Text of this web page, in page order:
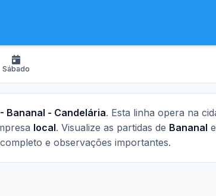
Sábado
Bananal - Candelária. Esta linha opera na
local. Visualize as partidas de Bananal e
e observações importantes.